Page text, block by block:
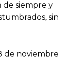
de siempre y
sin
de noviembre